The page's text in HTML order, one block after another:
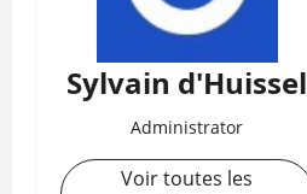
Sylvain d'Huissel
Administrator
Voir toutes les